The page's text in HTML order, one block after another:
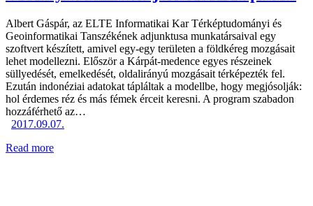
Albert Gáspár, az ELTE Informatikai Kar Térképtudományi és
Geoinformatikai Tanszékének adjunktusa munkatársaival egy
szoftvert készített, amivel egy-egy területen a földkéreg mozgásait
lehet modellezni. Először a Kárpát-medence egyes részeinek
süllyedését, emelkedését, oldalirányú mozgásait térképezték fel.
Ezután indonéziai adatokat tápláltak a modellbe, hogy megjósolják:
hol érdemes réz és más fémek érceit keresni. A program szabadon
hozzáférhető az…
2017.09.07.
Read more